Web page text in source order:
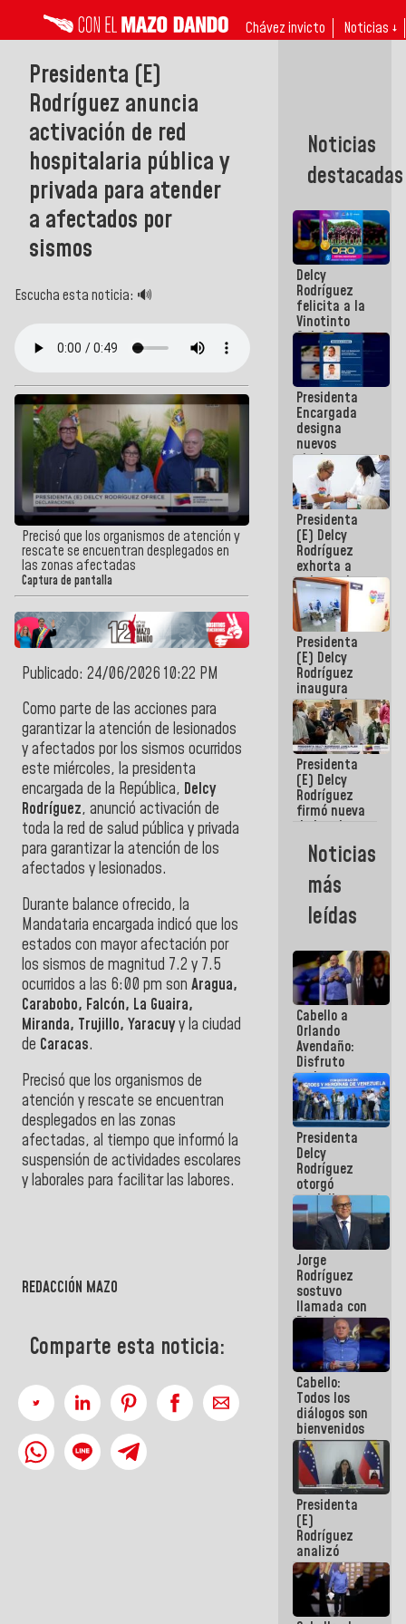
Chávez invicto Noticias ↓
Presidenta (E)
Rodríguez anuncia
activación de red
hospitalaria pública y
privada para atender
a afectados por
sismos
Escucha esta noticia: 🔊
Precisó que los organismos de atención y
rescate se encuentran desplegados en
las zonas afectadas
Captura de pantalla
Publicado: 24/06/2026 10:22 PM
Como parte de las acciones para
garantizar la atención de lesionados
y afectados por los sismos ocurridos
este miércoles, la presidenta
encargada de la República, Delcy
Rodríguez, anunció activación de
toda la red de salud pública y privada
para garantizar la atención de los
afectados y lesionados.
Durante balance ofrecido, la
Mandataria encargada indicó que los
estados con mayor afectación por
los sismos de magnitud 7.2 y 7.5
ocurridos a las 6:00 pm son Aragua,
Carabobo, Falcón, La Guaira,
Miranda, Trujillo, Yaracuyy la ciudad
de Caracas.
Precisó que los organismos de
atención y rescate se encuentran
desplegados en las zonas
afectadas, al tiempo que informó la
suspensión de actividades escolares
y laborales para facilitar las labores.
REDACCIÓN MAZO
Comparte esta noticia:
Noticias
destacadas
Delcy
Rodríguez
felicita a la
Vinotinto
Sub 20
campeona
frente
México Sub
23 en los
Centroamericanos
Presidenta
Encargada
designa
nuevos
titulares en
Viceministerio
de Energía
Eléctrica y
CORPOELEC
Presidenta
(E) Delcy
Rodríguez
exhorta a
gobernadores
y alcaldes a
edificar
casas para
abuelos
Presidenta
(E) Delcy
Rodríguez
inaugura
casa de los
Abuelos
Primavera
en Caracas
Presidenta
(E) Delcy
Rodríguez
firmó nueva
de Ley de
Arrendamiento
aprobada
por la AN
Noticias
más
leídas
Cabello a
Orlando
Avendaño:
Disfruto
cada vez
que escribes
porque lo
que haces
es
embarrarla
Presidenta
Delcy
Rodríguez
otorgó
medalla
"Héroe de
Venezuela"
a servidores
públicos
Jorge
Rodríguez
sostuvo
llamada con
Dinorah
Figuera y
acuerdan
primer
encuentro
presencial
para el
diálogo
Cabello:
Todos los
diálogos son
bienvenidos
siempre que
estén en el
marco de la
Constitución
de la
República
Presidenta
(E)
Rodríguez
analizó
junto a
gobernadores
planes de
recuperación